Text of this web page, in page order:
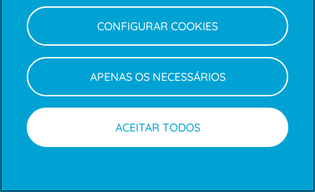
CONFIGURAR COOKIES
APENAS OS NECESSÁRIOS
ACEITAR TODOS